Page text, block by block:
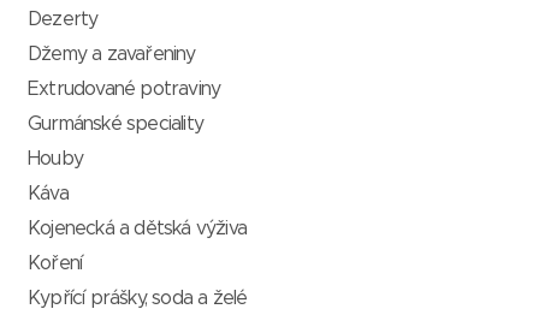
Dezerty
Džemy a zavařeniny
Extrudované potraviny
Gurmánské speciality
Houby
Káva
Kojenecká a dětská výživa
Koření
Kypřící prášky, soda a želé